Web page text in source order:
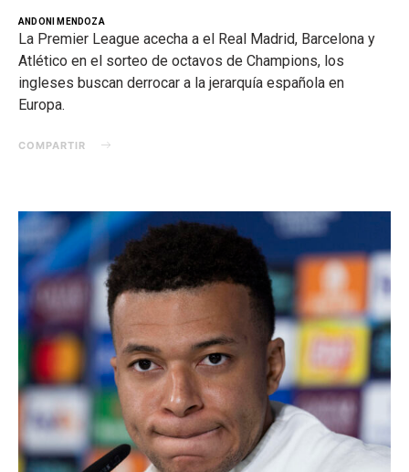
ANDONI MENDOZA
La Premier League acecha a el Real Madrid, Barcelona y
Atlético en el sorteo de octavos de Champions, los
ingleses buscan derrocar a la jerarquía española en
Europa.
COMPARTIR